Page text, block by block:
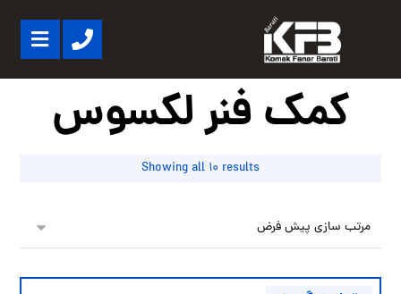
کمک فنر لکسوس
Showing all 10 results